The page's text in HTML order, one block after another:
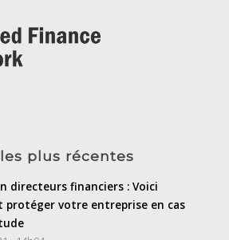
plus récentes
directeurs financiers : Voici
protéger votre entreprise en cas